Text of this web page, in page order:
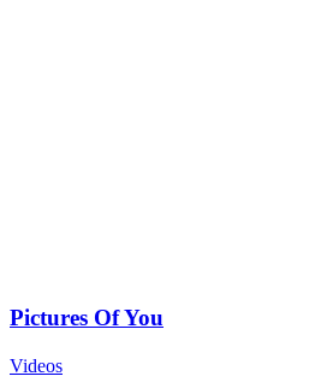
Pictures Of You
Videos